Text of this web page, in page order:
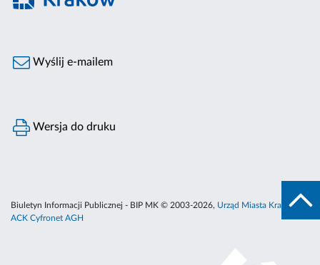
Wyślij e-mailem
Wersja do druku
Biuletyn Informacji Publicznej - BIP MK © 2003-2026, Urząd Miasta Krakowa
ACK Cyfronet AGH